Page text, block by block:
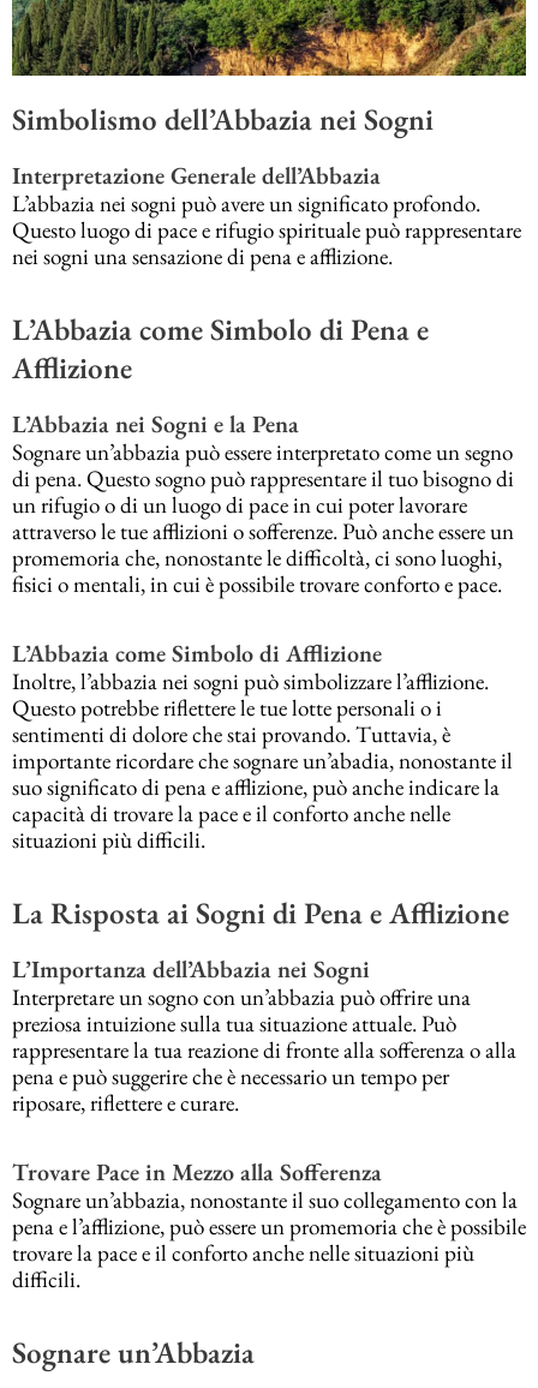
Simbolismo dell’Abbazia nei Sogni
Interpretazione Generale dell’Abbazia
L’abbazia nei sogni può avere un significato profondo.
Questo luogo di pace e rifugio spirituale può rappresentare
nei sogni una sensazione di pena e afflizione.
L’Abbazia come Simbolo di Pena e
Afflizione
L’Abbazia nei Sogni e la Pena
Sognare un’abbazia può essere interpretato come un segno
di pena. Questo sogno può rappresentare il tuo bisogno di
un rifugio o di un luogo di pace in cui poter lavorare
attraverso le tue afflizioni o sofferenze. Può anche essere un
promemoria che, nonostante le difficoltà, ci sono luoghi,
fisici o mentali, in cui è possibile trovare conforto e pace.
L’Abbazia come Simbolo di Afflizione
Inoltre, l’abbazia nei sogni può simbolizzare l’afflizione.
Questo potrebbe riflettere le tue lotte personali o i
sentimenti di dolore che stai provando. Tuttavia, è
importante ricordare che sognare un’abadia, nonostante il
suo significato di pena e afflizione, può anche indicare la
capacità di trovare la pace e il conforto anche nelle
situazioni più difficili.
La Risposta ai Sogni di Pena e Afflizione
L’Importanza dell’Abbazia nei Sogni
Interpretare un sogno con un’abbazia può offrire una
preziosa intuizione sulla tua situazione attuale. Può
rappresentare la tua reazione di fronte alla sofferenza o alla
pena e può suggerire che è necessario un tempo per
riposare, riflettere e curare.
Trovare Pace in Mezzo alla Sofferenza
Sognare un’abbazia, nonostante il suo collegamento con la
pena e l’afflizione, può essere un promemoria che è possibile
trovare la pace e il conforto anche nelle situazioni più
difficili.
Sognare un’Abbazia